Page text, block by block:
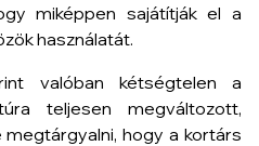
miképpen sajátítják el a
használatát.
valóban kétségtelen a
teljesen megváltozott,
hogy a kortárs